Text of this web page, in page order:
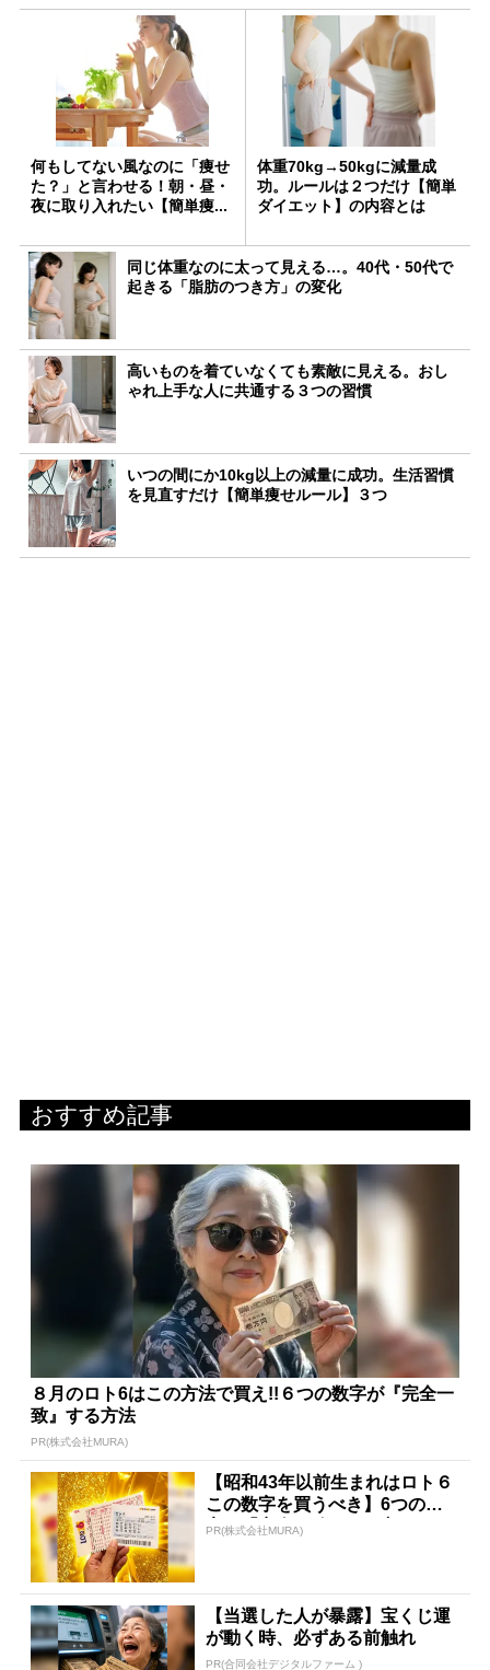
何もしてない風なのに「痩せ
た？」と言わせる！朝・昼・
夜に取り入れたい【簡単痩...
体重70kg→50kgに減量成
功。ルールは２つだけ【簡単
ダイエット】の内容とは
同じ体重なのに太って見える…。40代・50代で
起きる「脂肪のつき方」の変化
高いものを着ていなくても素敵に見える。おし
ゃれ上手な人に共通する３つの習慣
いつの間にか10kg以上の減量に成功。生活習慣
を見直すだけ【簡単痩せルール】３つ
おすすめ記事
８月のロト6はこの方法で買え!!６つの数字が『完全一
致』する方法
PR(株式会社MURA)
【昭和43年以前生まれはロト６
この数字を買うべき】6つの数
字が「完全一致」する方...
PR(株式会社MURA)
【当選した人が暴露】宝くじ運
が動く時、必ずある前触れ
PR(合同会社デジタルファーム )